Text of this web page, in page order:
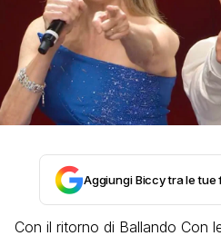
Aggiungi Biccy tra le
Con il ritorno di Ballando Con